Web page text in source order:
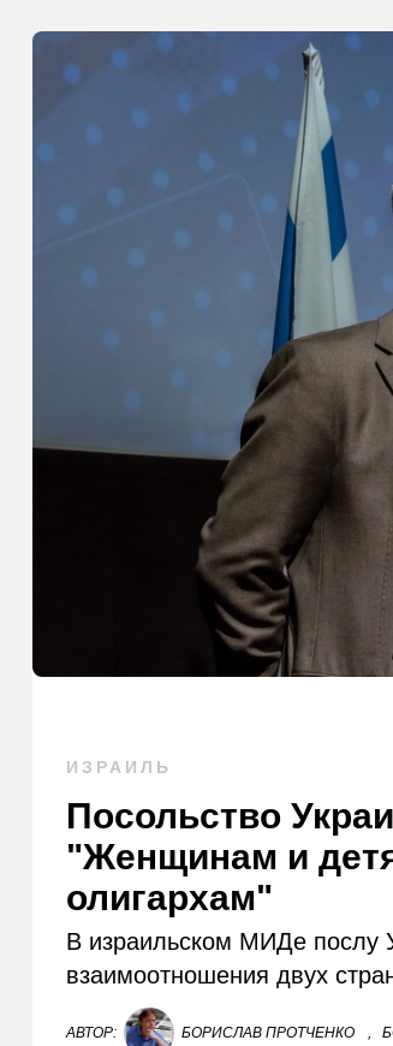
ИЗРАИЛЬ
Посольство
"Женщинам и
олигархам"
В израильском МИДе послу
взаимоотношения двух
АВТОР: БОРИСЛАВ ПРОТЧЕНКО ,